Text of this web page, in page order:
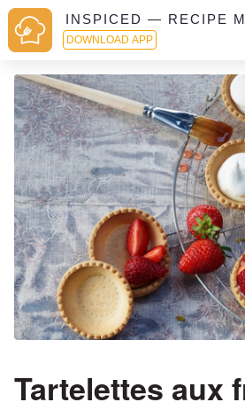
INSPICED — RECIPE
DOWNLOAD APP
Tartelettes aux